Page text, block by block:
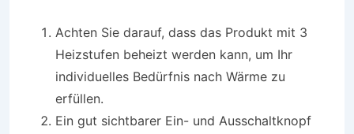
Achten Sie darauf, dass das Produkt mit 3
Heizstufen beheizt werden kann, um Ihr
individuelles Bedürfnis nach Wärme zu
erfüllen.
Ein gut sichtbarer Ein- und Ausschaltknopf